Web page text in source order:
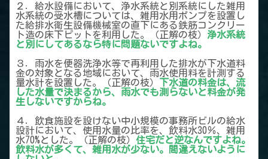
２．給水設備において、浄水系統と別系統にした雑用
水系統の受水槽については、雑用水用ポンプを設置し
た給排水衛生設備機械室の直下にある鉄筋コンクリー
ト造の床下ピットを利用した。（正解の枝） 浄水系統
と別にしてあるなら特に問題ないですよね。
３．雨水を便器洗浄水等で再利用した排水が下水道料
金の対象となる地域において、雨水使用料を計測する
量水計を設置した。（正解の枝） 下水道の料金は、流
した水量で決まるから、雨水でも測らないと料金が発
生しないですからね。
４．飲食施設を設けない中小規模の事務所ビルの給水
設計において、使用水量の比率を、飲料水30％、雑用
水70%とした。（正解の枝） 住宅だと逆なんですよね。
飲料水が多くて、雑用水が少ない。間違えないように